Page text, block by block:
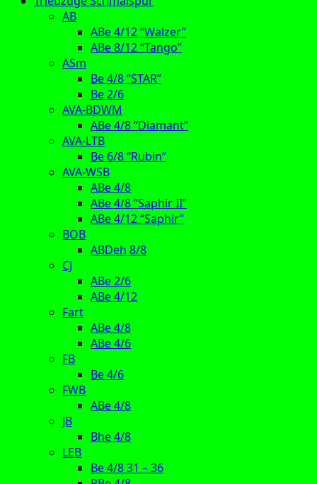
AB
ABe 4/12 “Walzer”
ABe 8/12 “Tango”
ASm
Be 4/8 “STAR”
Be 2/6
AVA-BDWM
ABe 4/8 “Diamant”
AVA-LTB
Be 6/8 “Rubin”
AVA-WSB
ABe 4/8
ABe 4/8 “Saphir II”
ABe 4/12 “Saphir”
BOB
ABDeh 8/8
CJ
ABe 2/6
ABe 4/12
Fart
ABe 4/8
ABe 4/6
FB
Be 4/6
FWB
ABe 4/8
JB
Bhe 4/8
LEB
Be 4/8 31 – 36